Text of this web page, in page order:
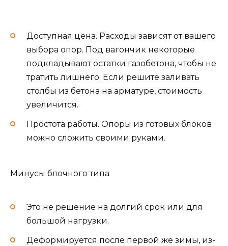
Доступная цена. Расходы зависят от вашего
выбора опор. Под вагончик некоторые
подкладывают остатки газобетона, чтобы не
тратить лишнего. Если решите заливать
столбы из бетона на арматуре, стоимость
увеличится.
Простота работы. Опоры из готовых блоков
можно сложить своими руками.
Минусы блочного типа
Это не решение на долгий срок или для
большой нагрузки.
Деформируется после первой же зимы, из-